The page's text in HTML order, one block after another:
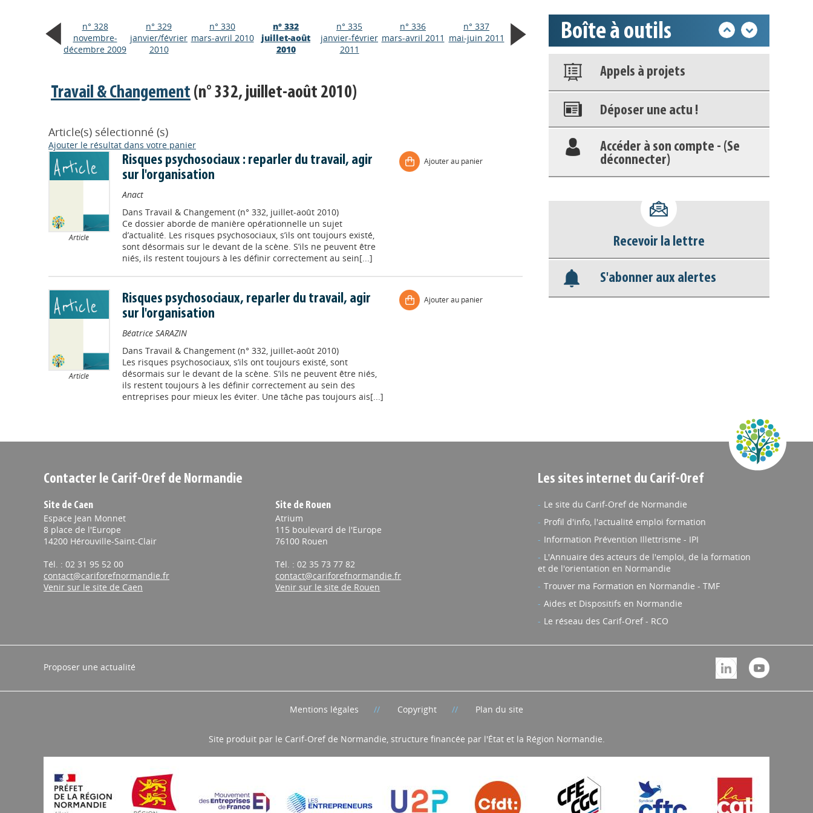
n° 328
novembre-
décembre 2009
n° 329
janvier/février
2010
n° 330
mars-avril 2010
n° 332
juillet-août
2010
n° 335
janvier-février
2011
n° 336
mars-avril 2011
n° 337
mai-juin 2011
Travail & Changement (n° 332, juillet-août 2010)
Article(s) sélectionné (s)
Ajouter le résultat dans votre panier
Article
Risques psychosociaux : reparler du travail, agir
sur l'organisation
Anact
Dans Travail & Changement (n° 332, juillet-août 2010)
Ce dossier aborde de manière opérationnelle un sujet
d’actualité. Les risques psychosociaux, s’ils ont toujours existé,
sont désormais sur le devant de la scène. S’ils ne peuvent être
niés, ils restent toujours à les définir correctement au sein[...]
Ajouter au panier
Article
Risques psychosociaux, reparler du travail, agir
sur l'organisation
Béatrice SARAZIN
Dans Travail & Changement (n° 332, juillet-août 2010)
Les risques psychosociaux, s’ils ont toujours existé, sont
désormais sur le devant de la scène. S’ils ne peuvent être niés,
ils restent toujours à les définir correctement au sein des
entreprises pour mieux les éviter. Une tâche pas toujours ais[...]
Ajouter au panier
Boîte à outils
Nos veilles Scoop.it
Appels à projets
Déposer une actu !
Accéder à son compte - (Se
déconnecter)
Nos veilles Scoop.it
Appels à projets
Recevoir la lettre
S'abonner aux alertes
Contacter le Carif-Oref de Normandie
Site de Caen
Espace Jean Monnet
8 place de l'Europe
14200 Hérouville-Saint-Clair
Tél. : 02 31 95 52 00
contact@cariforefnormandie.fr
Venir sur le site de Caen
Site de Rouen
Atrium
115 boulevard de l'Europe
76100 Rouen
Tél. : 02 35 73 77 82
contact@cariforefnormandie.fr
Venir sur le site de Rouen
Les sites internet du Carif-Oref
Le site du Carif-Oref de Normandie
Profil d'info, l'actualité emploi formation
Information Prévention Illettrisme - IPI
L'Annuaire des acteurs de l'emploi, de la formation
et de l'orientation en Normandie
Trouver ma Formation en Normandie - TMF
Aides et Dispositifs en Normandie
Le réseau des Carif-Oref - RCO
Proposer une actualité
Mentions légales Copyright Plan du site
Site produit par le Carif-Oref de Normandie, structure financée par l'État et la Région Normandie.